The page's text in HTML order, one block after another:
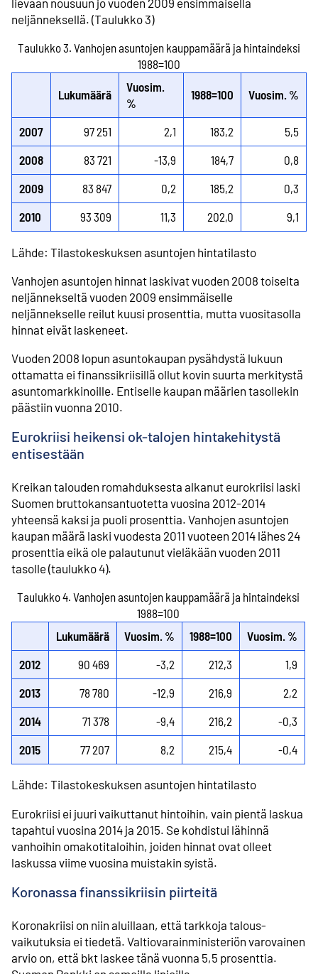
lievään nousuun jo vuoden 2009 ensimmäisellä
neljänneksellä. (Taulukko 3)
Taulukko 3. Vanhojen asuntojen kauppamäärä ja hintaindeksi
1988=100
Lukumäärä
Vuosim.
%
1988=100 Vuosim. %
2007 97 251 2,1 183,2
5,5
2008
83 721 -13,9 184,7
0,8
2009
83 847 0,2 185,2
0,3
2010
93 309 11,3 202,0 9,1
Lähde: Tilastokeskuksen asuntojen hintatilasto
Vanhojen asuntojen hinnat laskivat vuoden 2008 toiselta
neljännekseltä vuoden 2009 ensimmäiselle
neljännekselle reilut kuusi prosenttia, mutta vuositasolla
hinnat eivät laskeneet.
Vuoden 2008 lopun asuntokaupan pysähdystä lukuun
ottamatta ei finanssi­kriisillä ollut kovin suurta merkitystä
asunto­markkinoille. Entiselle kaupan määrien tasollekin
päästiin vuonna 2010.
Eurokriisi heikensi ok-talojen hintakehitystä
entisestään
Kreikan talouden romahduksesta alkanut eurokriisi laski
Suomen bruttokansan­tuotetta vuosina 2012-2014
yhteensä kaksi ja puoli prosenttia. Vanhojen asuntojen
kaupan määrä laski vuodesta 2011 vuoteen 2014 lähes 24
prosenttia eikä ole palautunut vieläkään vuoden 2011
tasolle (taulukko 4).
Taulukko 4. Vanhojen asuntojen kauppamäärä ja hintaindeksi
1988=100
Lukumäärä
Vuosim. % 1988=100
Vuosim. %
2012
90 469 -3,2 212,3
1,9
2013
78 780 -12,9 216,9
2,2
2014
71 378 -9,4 216,2
-0,3
2015
77 207 8,2 215,4 -0,4
Lähde: Tilastokeskuksen asuntojen hintatilasto
Eurokriisi ei juuri vaikuttanut hintoihin, vain pientä laskua
tapahtui vuosina 2014 ja 2015. Se kohdistui lähinnä
vanhoihin omakoti­taloihin, joiden hinnat ovat olleet
laskussa viime vuosina muistakin syistä.
Koronassa finanssikriisin piirteitä
Koronakriisi on niin aluillaan, että tarkkoja talous­
vaikutuksia ei tiedetä. Valtiovarain­ministeriön varovainen
arvio on, että bkt laskee tänä vuonna 5,5 prosenttia.